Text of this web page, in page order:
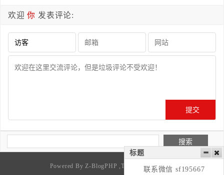
欢迎你 发表评论:
Powered ByZ-BlogPHP ,Theme By 刷机rom
标题
联系微信 sf195667